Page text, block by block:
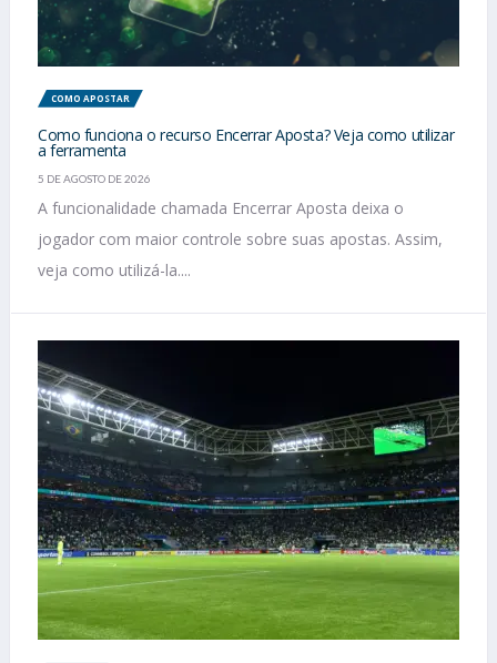
COMO APOSTAR
Como funciona o recurso Encerrar Aposta? Veja como utilizar
a ferramenta
5 DE AGOSTO DE 2026
A funcionalidade chamada Encerrar Aposta deixa o
jogador com maior controle sobre suas apostas. Assim,
veja como utilizá-la....